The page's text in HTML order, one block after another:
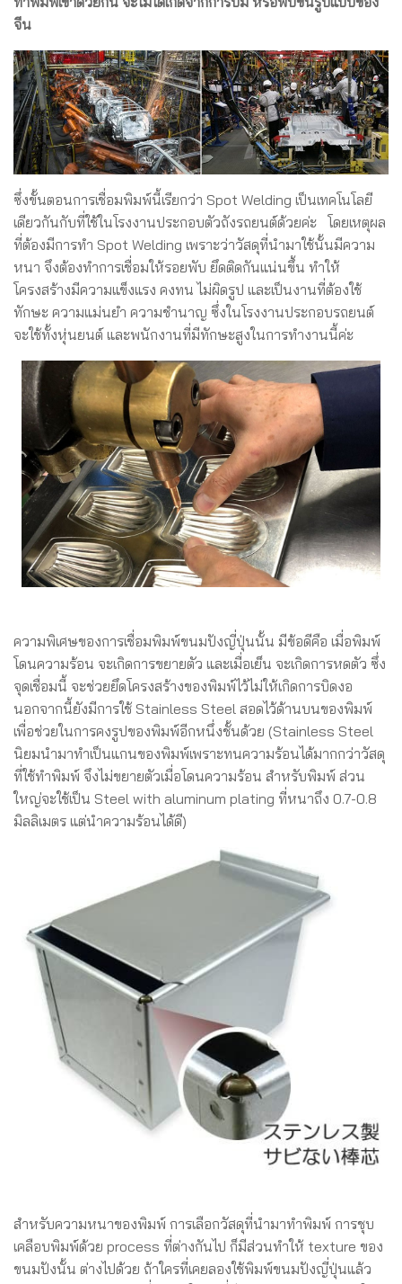
จีน
ซึ่งขั้นตอนการเชื่อมพิมพ์นี้เรียกว่า Spot Welding เป็นเทคโนโลยี
เดียวกันกับที่ใช้ในโรงงานประกอบตัวถังรถยนต์ด้วยค่ะ โดยเหตุผล
ที่ต้องมีการทำ Spot Welding เพราะว่าวัสดุที่นำมาใช้นั้นมีความ
หนา จึงต้องทำการเชื่อมให้รอยพับ ยึดติดกันแน่นขึ้น ทำให้
โครงสร้างมีความแข็งแรง คงทน ไม่ผิดรูป และเป็นงานที่ต้องใช้
ทักษะ ความแม่นยำ ความชำนาญ ซึ่งในโรงงานประกอบรถยนต์
จะใช้ทั้งหุ่นยนต์ และพนักงานที่มีทักษะสูงในการทำงานนี้ค่ะ
ความพิเศษของการเชื่อมพิมพ์ขนมปังญี่ปุ่นนั้น มีข้อดีคือ เมื่อพิมพ์
โดนความร้อน จะเกิดการขยายตัว และเมื่อเย็น จะเกิดการหดตัว ซึ่ง
จุดเชื่อมนี้ จะช่วยยึดโครงสร้างของพิมพ์ไว้ไม่ให้เกิดการบิดงอ
นอกจากนี้ยังมีการใช้ Stainless Steel สอดไว้ด้านบนของพิมพ์
เพื่อช่วยในการคงรูปของพิมพ์อีกหนึ่งชั้นด้วย (Stainless Steel
นิยมนำมาทำเป็นแกนของพิมพ์เพราะทนความร้อนได้มากกว่าวัสดุ
ที่ใช้ทำพิมพ์ จึงไม่ขยายตัวเมื่อโดนความร้อน สำหรับพิมพ์ ส่วน
ใหญ่จะใช้เป็น Steel with aluminum plating ที่หนาถึง 0.7-0.8
มิลลิเมตร แต่นำความร้อนได้ดี)
สำหรับความหนาของพิมพ์ การเลือกวัสดุที่นำมาทำพิมพ์ การชุบ
เคลือบพิมพ์ด้วย process ที่ต่างกันไป ก็มีส่วนทำให้ texture ของ
ขนมปังนั้น ต่างไปด้วย ถ้าใครที่เคยลองใช้พิมพ์ขนมปังญี่ปุ่นแล้ว